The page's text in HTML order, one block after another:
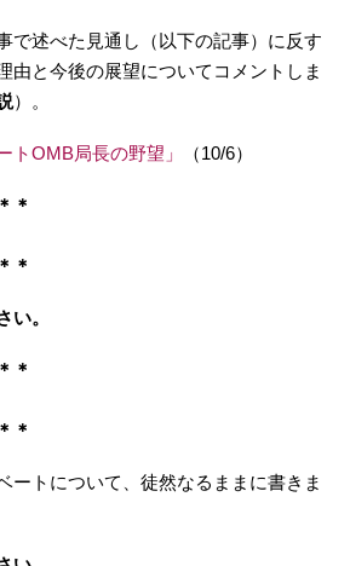
で述べた見通し（以下の記事）に反す
由と今後の展望についてコメントしま
）。
トOMB局長の野望」 （10/6）
＊
＊
い。
＊
＊
ートについて、徒然なるままに書きま